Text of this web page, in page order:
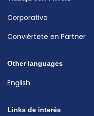
Corporativo
Conviértete en Partner
Other languages
English
Links de interés